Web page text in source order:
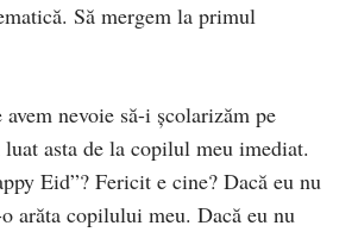
Să mergem la primul
nevoie să-i școlarizăm pe
asta de la copilul meu imediat.
Eid”? Fericit e cine? Dacă eu nu
arăta copilului meu. Dacă eu nu